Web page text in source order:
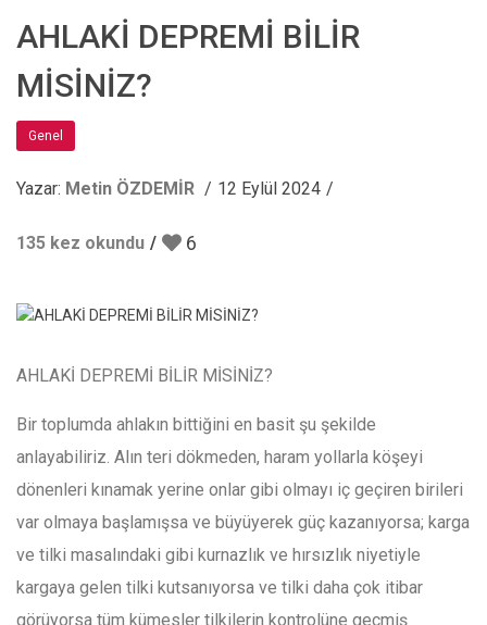
AHLAKİ DEPREMİ BİLİR
MİSİNİZ?
Genel
Yazar: Metin ÖZDEMİR 12 Eylül 2024
135 kez okundu 6
AHLAKİ DEPREMİ BİLİR MİSİNİZ?
Bir toplumda ahlakın bittiğini en basit şu şekilde
anlayabiliriz. Alın teri dökmeden, haram yollarla köşeyi
dönenleri kınamak yerine onlar gibi olmayı iç geçiren birileri
var olmaya başlamışsa ve büyüyerek güç kazanıyorsa; karga
ve tilki masalındaki gibi kurnazlık ve hırsızlık niyetiyle
kargaya gelen tilki kutsanıyorsa ve tilki daha çok itibar
görüyorsa tüm kümesler tilkilerin kontrolüne geçmiş